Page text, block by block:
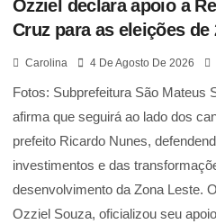
Ozziel declara apoio a
Cruz para as eleições de
Carolina 4 De Agosto De 2026
Fotos: Subprefeitura São Mateus
afirma que seguirá ao lado dos
prefeito Ricardo Nunes,
investimentos e das
desenvolvimento da Zona Leste.
Ozziel Souza, oficializou seu